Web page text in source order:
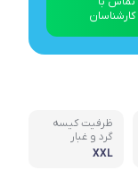
کارشناسان
ظرفیت کیسه
گرد و غبار
XXL